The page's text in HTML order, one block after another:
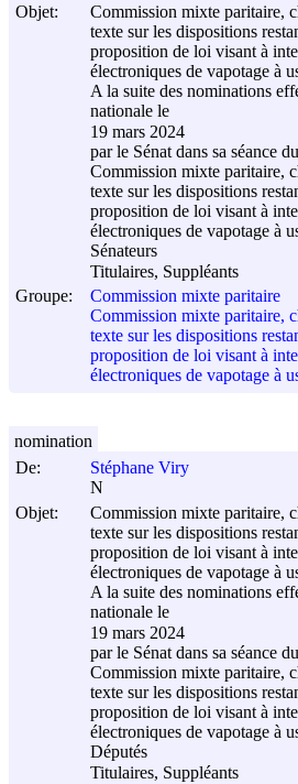
Objet:
Commission mixte paritaire,
texte sur les dispositions
proposition de loi visant à
électroniques de vapotage à
A la suite des nominations
nationale le
19 mars 2024
par le Sénat dans sa séance
Commission mixte paritaire,
texte sur les dispositions
proposition de loi visant à
électroniques de vapotage à
Sénateurs
Titulaires, Suppléants
Groupe:
Commission mixte paritaire
Commission mixte paritaire,
texte sur les dispositions
proposition de loi visant à
électroniques de vapotage à
De:
Stéphane Viry
N
Objet:
Commission mixte paritaire,
texte sur les dispositions
proposition de loi visant à
électroniques de vapotage à
A la suite des nominations
nationale le
19 mars 2024
par le Sénat dans sa séance
Commission mixte paritaire,
texte sur les dispositions
proposition de loi visant à
électroniques de vapotage à
Députés
Titulaires, Suppléants
nomination